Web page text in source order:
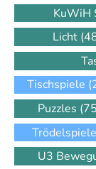
KuWiH
Licht
Tischspiele
Puzzles
Trödelspiele
U3